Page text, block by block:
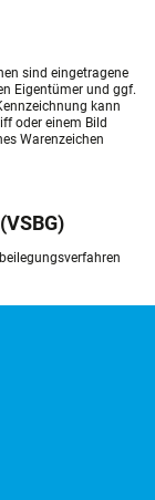
sind eingetragene
Eigentümer und ggf.
kann
oder einem Bild
Warenzeichen